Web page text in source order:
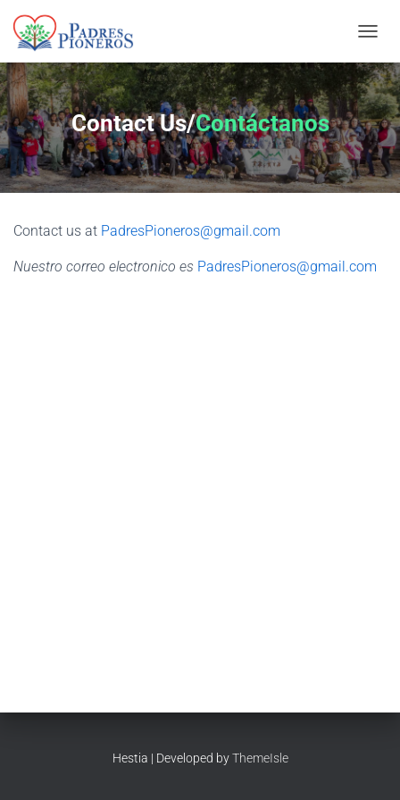
Contact Us/Contáctanos
Contact us at PadresPioneros@gmail.com
Nuestro correo electronico es PadresPioneros@gmail.com
Hestia | Developed byThemeIsle